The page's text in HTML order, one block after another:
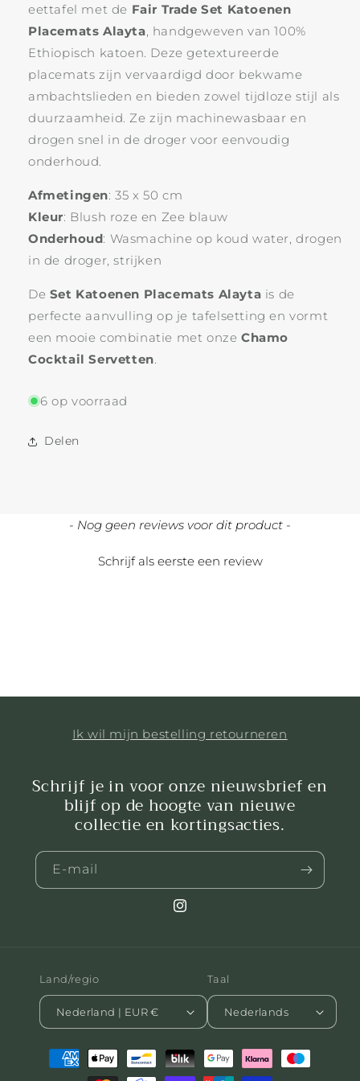
eettafel met de Fair TradeSet Katoenen
Placemats Alayta, handgeweven van 100%
Ethiopisch katoen. Deze getextureerde
placemats zijn vervaardigd door bekwame
ambachtslieden en bieden zowel tijdloze stijl als
duurzaamheid. Ze zijn machinewasbaar en
drogen snel in de droger voor eenvoudig
onderhoud.
Afmetingen: 35 x 50 cm
Kleur: Blush roze en Zee blauw
Onderhoud: Wasmachine op koud water, drogen
in de droger, strijken
De Set Katoenen Placemats Alayta is de
perfecte aanvulling op je tafelsetting en vormt
een mooie combinatie met onzeChamo
Cocktail Servetten.
6 op voorraad
Delen
- Nog geen reviews voor dit product -
Schrijf als eerste een review
New content loaded
Ik wil mijn bestelling retourneren
Schrijf je in voor onze nieuwsbrief en
blijf op de hoogte van nieuwe
collectie en kortingsacties.
E‑mail
Instagram
Land/regio
Nederland | EUR €
Taal
Nederlands
Betaalmethoden